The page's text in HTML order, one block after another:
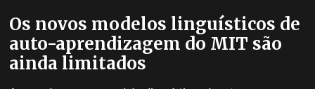
Os novos modelos linguísticos de
auto-aprendizagem do MIT são
ainda limitados